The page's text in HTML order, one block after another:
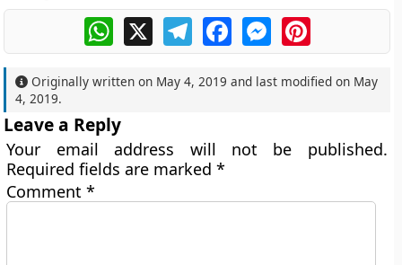
WhatsApp
X TelegramFacebookMessengerPinterest
Originally written on May 4, 2019 and last modified on May
4, 2019.
Leave a Reply
Your email address will not be published.
Required fields are marked*
Comment*